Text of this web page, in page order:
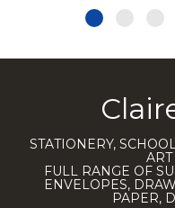
STATIONERY,
FULL RANGE OF
ENVELOPES,
PAPER,